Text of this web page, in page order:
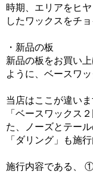
時期、エリアをヒ
したワックスをチ
・新品の板
新品の板をお買い
ように、ベースワ
当店はここが違いま
「ベースワックス
た、ノーズとテー
「ダリング」も施
施行内容である、